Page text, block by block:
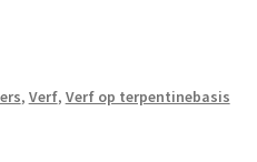
, Verf, Verf op terpentinebasis